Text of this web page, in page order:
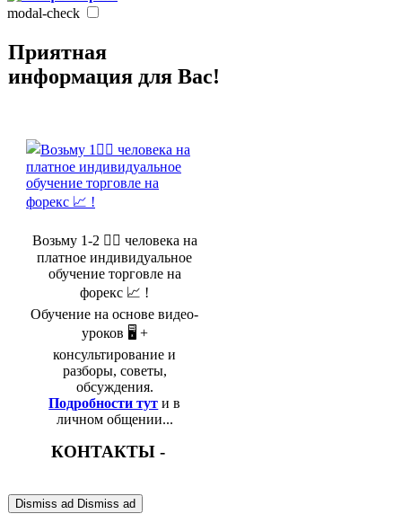
modal-check
Приятная
информация для Вас!
Возьму 1-2 🤵‍♂️ человека на
платное индивидуальное
обучение торговле на
форекс 📈 !
Обучение на основе видео-
уроков 🖥️ +
консультирование и
разборы, советы,
обсуждения.
Подробности тут и в
личном общении...
КОНТАКТЫ -
Dismiss ad Dismiss ad